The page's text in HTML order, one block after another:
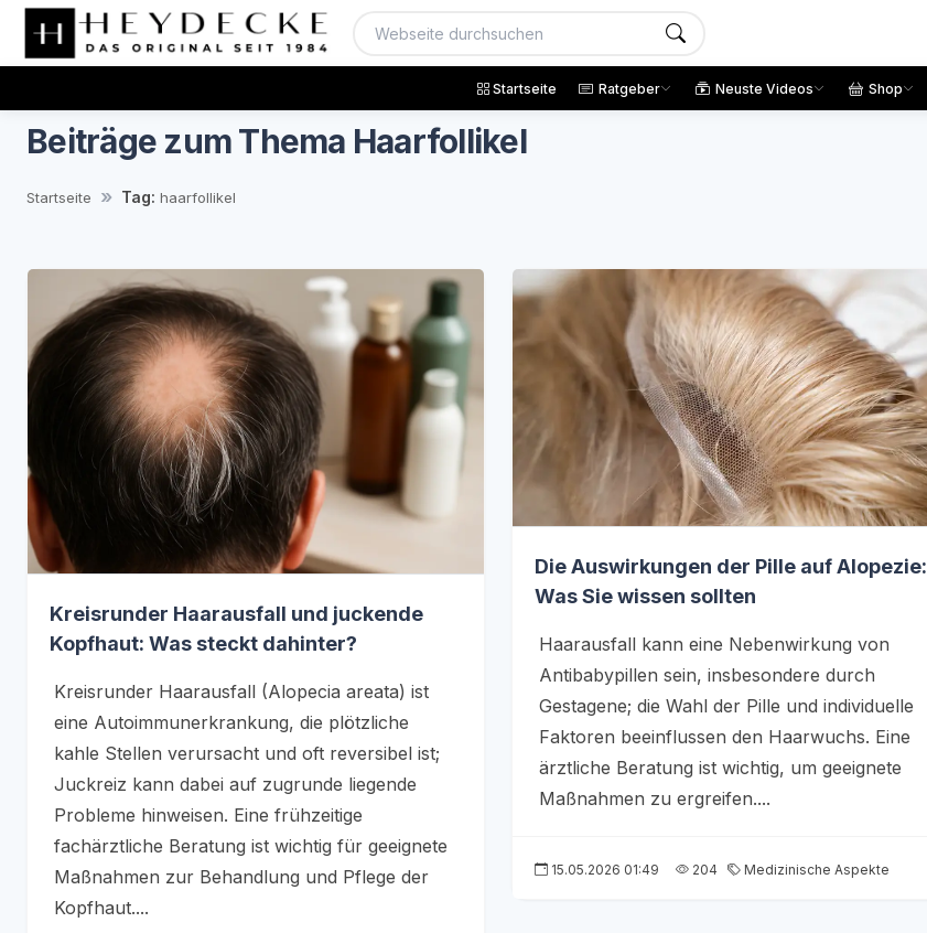
Startseite Ratgeber Neuste Videos Shop
Beiträge zum Thema Haarfollikel
Startseite Tag: haarfollikel
Kreisrunder Haarausfall und juckende
Kopfhaut: Was steckt dahinter?
Kreisrunder Haarausfall (Alopecia areata) ist
eine Autoimmunerkrankung, die plötzliche
kahle Stellen verursacht und oft reversibel ist;
Juckreiz kann dabei auf zugrunde liegende
Probleme hinweisen. Eine frühzeitige
fachärztliche Beratung ist wichtig für geeignete
Maßnahmen zur Behandlung und Pflege der
Kopfhaut....
Die Auswirkungen der Pille auf Alopezie:
Was Sie wissen sollten
Haarausfall kann eine Nebenwirkung von
Antibabypillen sein, insbesondere durch
Gestagene; die Wahl der Pille und individuelle
Faktoren beeinflussen den Haarwuchs. Eine
ärztliche Beratung ist wichtig, um geeignete
Maßnahmen zu ergreifen....
15.05.2026 01:49 204 Medizinische Aspekte